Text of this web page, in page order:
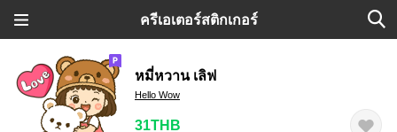
ครีเอเตอร์สติกเกอร์
หมี่หวาน เลิฟ
Hello Wow
31THB